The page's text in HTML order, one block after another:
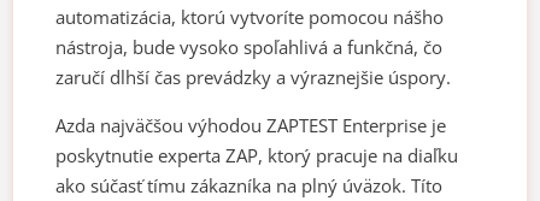
automatizácia, ktorú vytvoríte pomocou nášho
nástroja, bude vysoko spoľahlivá a funkčná, čo
zaručí dlhší čas prevádzky a výraznejšie úspory.
Azda najväčšou výhodou ZAPTEST Enterprise je
poskytnutie experta ZAP, ktorý pracuje na diaľku
ako súčasť tímu zákazníka na plný úväzok. Títo